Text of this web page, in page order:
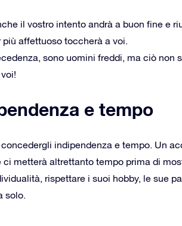
il vostro intento andrà a buon fine e
affettuoso toccherà a voi.
sono uomini freddi, ma ciò non
e tempo
indipendenza e tempo. Un
metterà altrettanto tempo prima di
rispettare i suoi hobby, le sue
solo.